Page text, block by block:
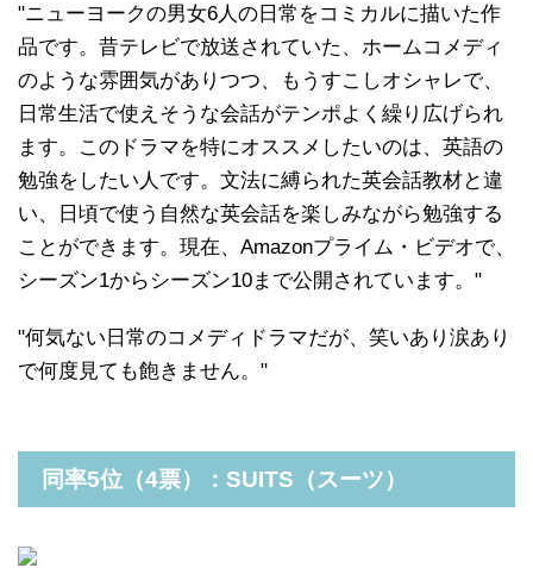
"ニューヨークの男女6人の日常をコミカルに描いた作
品です。昔テレビで放送されていた、ホームコメディ
のような雰囲気がありつつ、もうすこしオシャレで、
日常生活で使えそうな会話がテンポよく繰り広げられ
ます。このドラマを特にオススメしたいのは、英語の
勉強をしたい人です。文法に縛られた英会話教材と違
い、日頃で使う自然な英会話を楽しみながら勉強する
ことができます。現在、Amazonプライム・ビデオで、
シーズン1からシーズン10まで公開されています。"
"何気ない日常のコメディドラマだが、笑いあり涙あり
で何度見ても飽きません。"
同率5位（4票）：SUITS（スーツ）